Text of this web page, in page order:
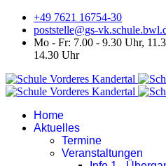
+49 7621 16754-30
poststelle@gs-
Mo - Fr: 7.00 - 9.30 Uhr,
14.30 Uhr
Home
Aktuelles
Termine
Veranstaltungen